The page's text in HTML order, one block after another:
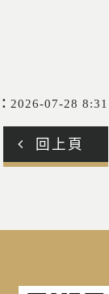
2026-07-28 8:31
回上頁